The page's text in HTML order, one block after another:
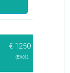
€ 1250
(Excl.)